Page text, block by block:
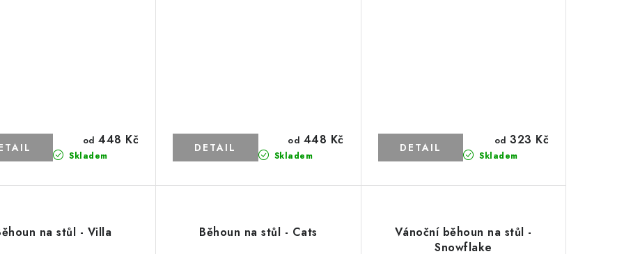
Skladem
od 448 Kč
Skladem
od 448 Kč
Skladem
od 323 Kč
na stůl - Villa Běhoun na stůl - Cats
Vánoční běhoun na stůl -
Snowflake